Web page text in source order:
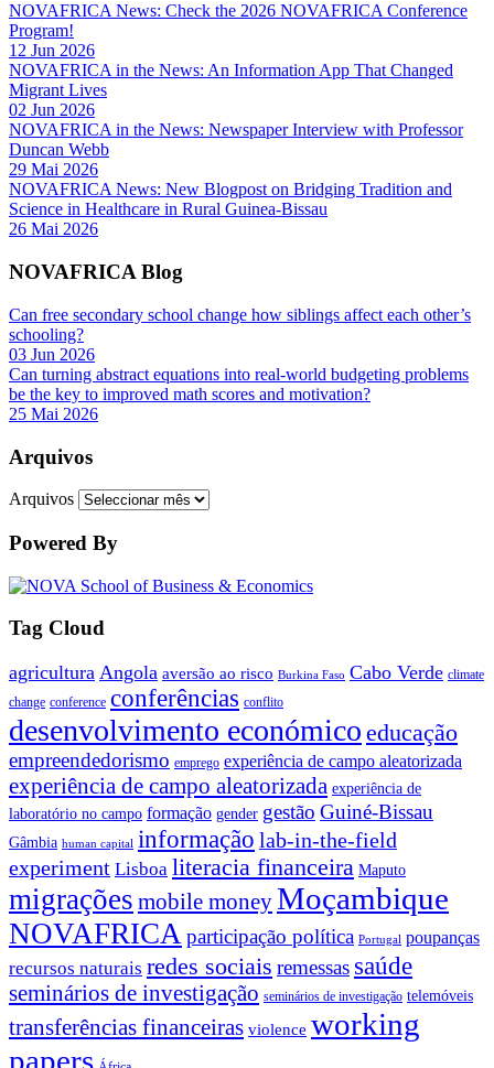
NOVAFRICA News: Check the 2026 NOVAFRICA Conference
Program!
12 Jun 2026
NOVAFRICA in the News: An Information App That Changed
Migrant Lives
02 Jun 2026
NOVAFRICA in the News: Newspaper Interview with Professor
Duncan Webb
29 Mai 2026
NOVAFRICA News: New Blogpost on Bridging Tradition and
Science in Healthcare in Rural Guinea-Bissau
26 Mai 2026
NOVAFRICA Blog
Can free secondary school change how siblings affect each other’s
schooling?
03 Jun 2026
Can turning abstract equations into real-world budgeting problems
be the key to improved math scores and motivation?
25 Mai 2026
Arquivos
Arquivos
Powered By
Tag Cloud
agricultura Angola aversão ao risco Burkina Faso Cabo Verde climate
change conference conferências conflito
desenvolvimento económico educação
empreendedorismo emprego experiência de campo aleatorizada
experiência de campo aleatorizada experiência de
laboratório no campo formação gender gestão Guiné-Bissau
Gâmbia human capital informação lab-in-the-field
experiment Lisboa literacia financeira Maputo
migrações mobile moneyMoçambique
NOVAFRICAparticipação política Portugal poupanças
recursos naturais redes sociais remessas saúde
seminários de investigação seminários de investigação telemóveis
transferências financeiras violence working
papers